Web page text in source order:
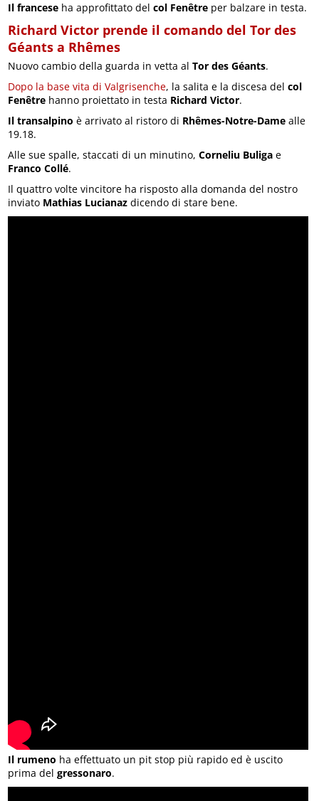
Il francese ha approfittato delcol Fenêtre per balzare in testa.
Richard Victor prende il comando del Tor des
Géants a Rhêmes
Nuovo cambio della guarda in vetta alTor des Géants.
Dopo la base vita di Valgrisenche, la salita e la discesa delcol
Fenêtre hanno proiettato in testa Richard Victor.
Il transalpino è arrivato al ristoro di Rhêmes-Notre-Dame alle
19.18.
Alle sue spalle, staccati di un minutino,Corneliu Buliga e
Franco Collé.
Il quattro volte vincitore ha risposto alla domanda del nostro
inviato Mathias Lucianaz dicendo di stare bene.
Il rumeno ha effettuato un pit stop più rapido ed è uscito
prima delgressonaro.